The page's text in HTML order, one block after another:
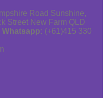
Road Sunshine,
Street New Farm QLD
Whatsapp: (+61)415 330